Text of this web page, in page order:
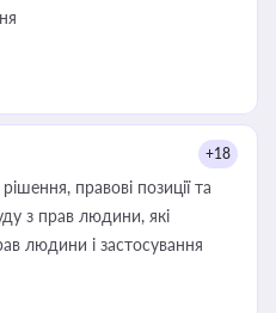
+18
правові позиції та
з прав людини, які
людини і застосування